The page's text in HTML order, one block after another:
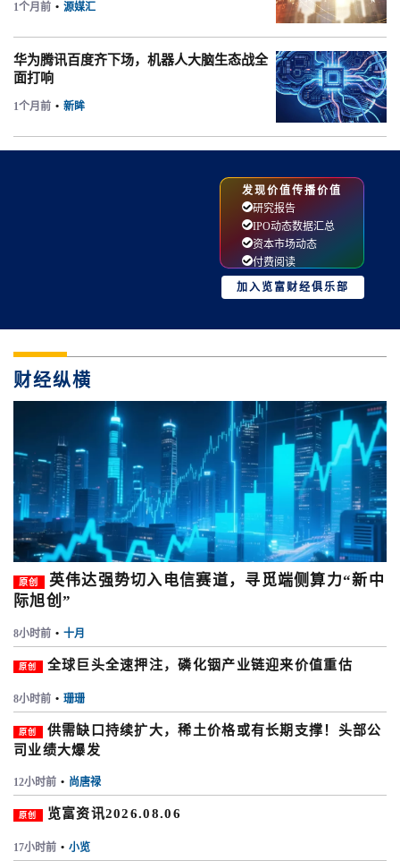
1个月前 • 源媒汇
华为腾讯百度齐下场，机器人大脑生态战全
面打响
1个月前 • 新眸
发现价值传播价值
研究报告
IPO动态数据汇总
资本市场动态
付费阅读
加入览富财经俱乐部
财经纵横
原创
英伟达强势切入电信赛道，寻觅端侧算力“新中
际旭创”
8小时前 • 十月
原创 全球巨头全速押注，磷化铟产业链迎来价值重估
8小时前 • 珊珊
原创
供需缺口持续扩大，稀土价格或有长期支撑！头部公
司业绩大爆发
12小时前 • 尚唐禄
原创 览富资讯2026.08.06
17小时前 • 小览